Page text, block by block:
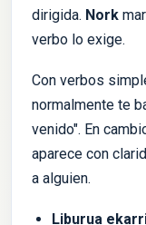
dirigida. Nork
verbo lo exige.
Con verbos
normalmente te
venido". En
aparece con
a alguien.
Liburua